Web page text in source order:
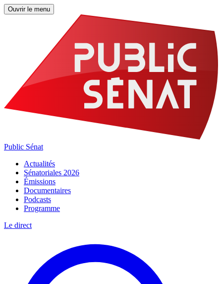
Ouvrir le menu
Public Sénat
Actualités
Sénatoriales 2026
Émissions
Documentaires
Podcasts
Programme
Le direct